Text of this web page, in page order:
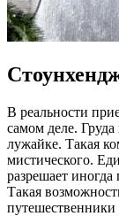
В реальности
самом деле.
лужайке. Такая
мистического.
разрешает
Такая
путешественники